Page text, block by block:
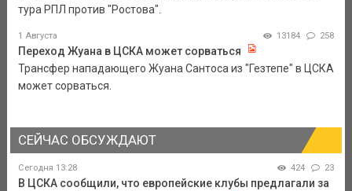
тура РПЛ против "Ростова".
1 Августа 13184 258
Переход Жуана в ЦСКА может сорваться
Трансфер нападающего Жуана Сантоса из "Гезтепе" в ЦСКА
может сорваться.
СЕЙЧАС ОБСУЖДАЮТ
Сегодня 13:28 424 23
В ЦСКА сообщили, что европейские клубы предлагали за